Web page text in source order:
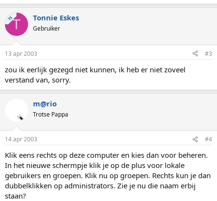
TST Tonnie Eskes
Gebruiker
13 apr 2003 #3
zou ik eerlijk gezegd niet kunnen, ik heb er niet zoveel
verstand van, sorry.
m@rio
Trotse Pappa
14 apr 2003 #4
Klik eens rechts op deze computer en kies dan voor beheren.
In het nieuwe schermpje klik je op de plus voor lokale
gebruikers en groepen. Klik nu op groepen. Rechts kun je dan
dubbelklikken op administrators. Zie je nu die naam erbij
staan?